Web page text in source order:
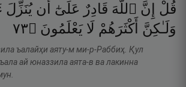
قُلْ
إِنَّ ٱللَّهَ قَادِرٌ عَلَىٰٓ أَن يُنَزِّلَ
وَلَـٰكِنَّ أَكْثَرَهُمْ لَا يَعْلَمُونَ ۝٣٧
ъалайҳи аяту-м ми-р-Раббиҳ. Қул
ай юназзила аята-в ва лакинна